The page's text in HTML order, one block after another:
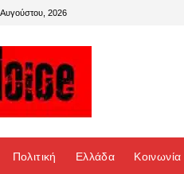
Αυγούστου, 2026
Πολιτική Ελλάδα Κοινωνία